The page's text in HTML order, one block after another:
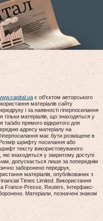
є об'єктом авторського
матеріалів сайту
і за наявності гіперпосилання
тільки матеріалів, що знаходяться у
та/або прямого відкритого для
адресу матеріалу на
має бути розміщене в
шрифту посилання або
тексту використовуваного
знаходяться у закритому доступі
допускається лише за попереднім
заборонено передрук,
матеріалів, опублікованих з
Times Limited. Використання
France-Presse, Reuters, Інтерфакс-
Матеріали, позначені знаком